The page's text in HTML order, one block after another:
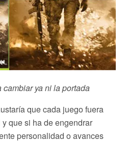
cambiar ya ni la portada
que cada juego fuera
que si ha de engendrar
personalidad o avances